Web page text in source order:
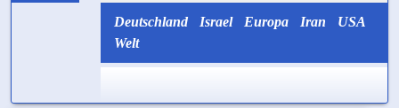
Deutschland Israel Europa Iran
USA
Welt